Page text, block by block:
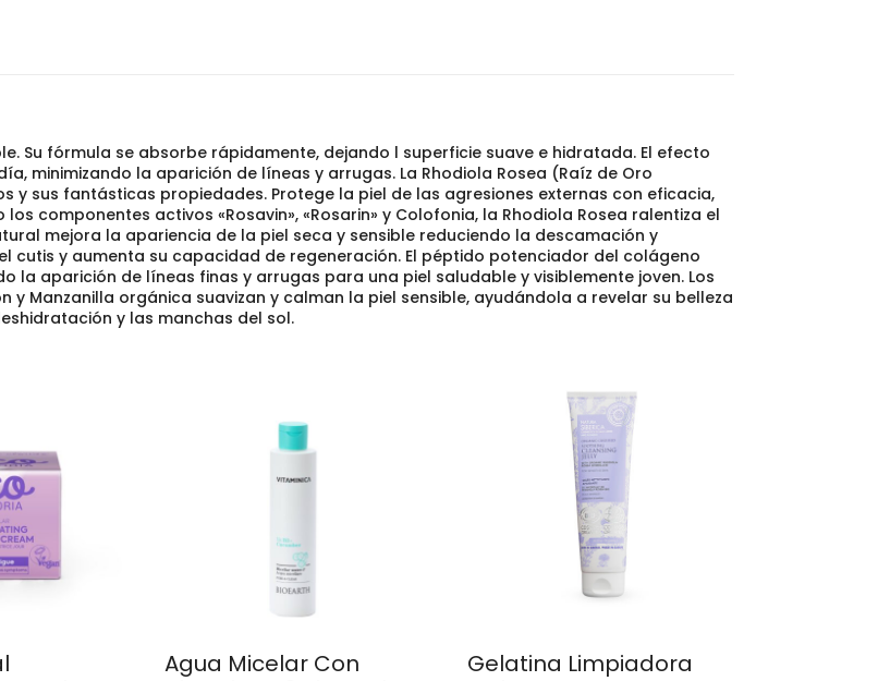
Su fórmula se absorbe rápidamente, dejando l superficie suave e hidratada. El efecto
minimizando la aparición de líneas y arrugas. La Rhodiola Rosea (Raíz de Oro
y sus fantásticas propiedades. Protege la piel de las agresiones externas con eficacia,
componentes activos «Rosavin», «Rosarin» y Colofonia, la Rhodiola Rosea ralentiza el
mejora la apariencia de la piel seca y sensible reduciendo la descamación y
cutis y aumenta su capacidad de regeneración. El péptido potenciador del colágeno
aparición de líneas finas y arrugas para una piel saludable y visiblemente joven. Los
y Manzanilla orgánica suavizan y calman la piel sensible, ayudándola a revelar su belleza
y las manchas del sol.
Agua Micelar Con
Gelatina Limpiadora